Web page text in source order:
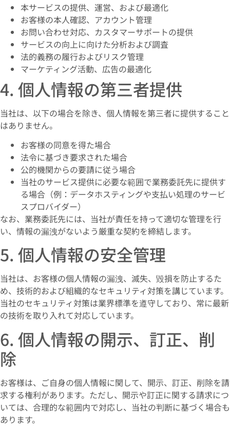
本サービスの提供、運営、および最適化
お客様の本人確認、アカウント管理
お問い合わせ対応、カスタマーサポートの提供
サービスの向上に向けた分析および調査
法的義務の履行およびリスク管理
マーケティング活動、広告の最適化
4. 個人情報の第三者提供
当社は、以下の場合を除き、個人情報を第三者に提供すること
はありません。
お客様の同意を得た場合
法令に基づき要求された場合
公的機関からの要請に従う場合
当社のサービス提供に必要な範囲で業務委託先に提供す
る場合（例：データホスティングや支払い処理のサービ
スプロバイダー）
なお、業務委託先には、当社が責任を持って適切な管理を行
い、情報の漏洩がないよう厳重な契約を締結します。
5. 個人情報の安全管理
当社は、お客様の個人情報の漏洩、滅失、毀損を防止するた
め、技術的および組織的なセキュリティ対策を講じています。
当社のセキュリティ対策は業界標準を遵守しており、常に最新
の技術を取り入れて対応しています。
6. 個人情報の開示、訂正、削
除
お客様は、ご自身の個人情報に関して、開示、訂正、削除を請
求する権利があります。ただし、開示や訂正に関する請求につ
いては、合理的な範囲内で対応し、当社の判断に基づく場合も
あります。